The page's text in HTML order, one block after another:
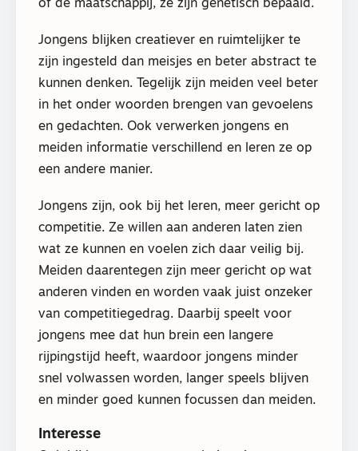
of de maatschappij, ze zijn genetisch bepaald.
Jongens blijken creatiever en ruimtelijker te
zijn ingesteld dan meisjes en beter abstract te
kunnen denken. Tegelijk zijn meiden veel beter
in het onder woorden brengen van gevoelens
en gedachten. Ook verwerken jongens en
meiden informatie verschillend en leren ze op
een andere manier.
Jongens zijn, ook bij het leren, meer gericht op
competitie. Ze willen aan anderen laten zien
wat ze kunnen en voelen zich daar veilig bij.
Meiden daarentegen zijn meer gericht op wat
anderen vinden en worden vaak juist onzeker
van competitiegedrag. Daarbij speelt voor
jongens mee dat hun brein een langere
rijpingstijd heeft, waardoor jongens minder
snel volwassen worden, langer speels blijven
en minder goed kunnen focussen dan meiden.
Interesse